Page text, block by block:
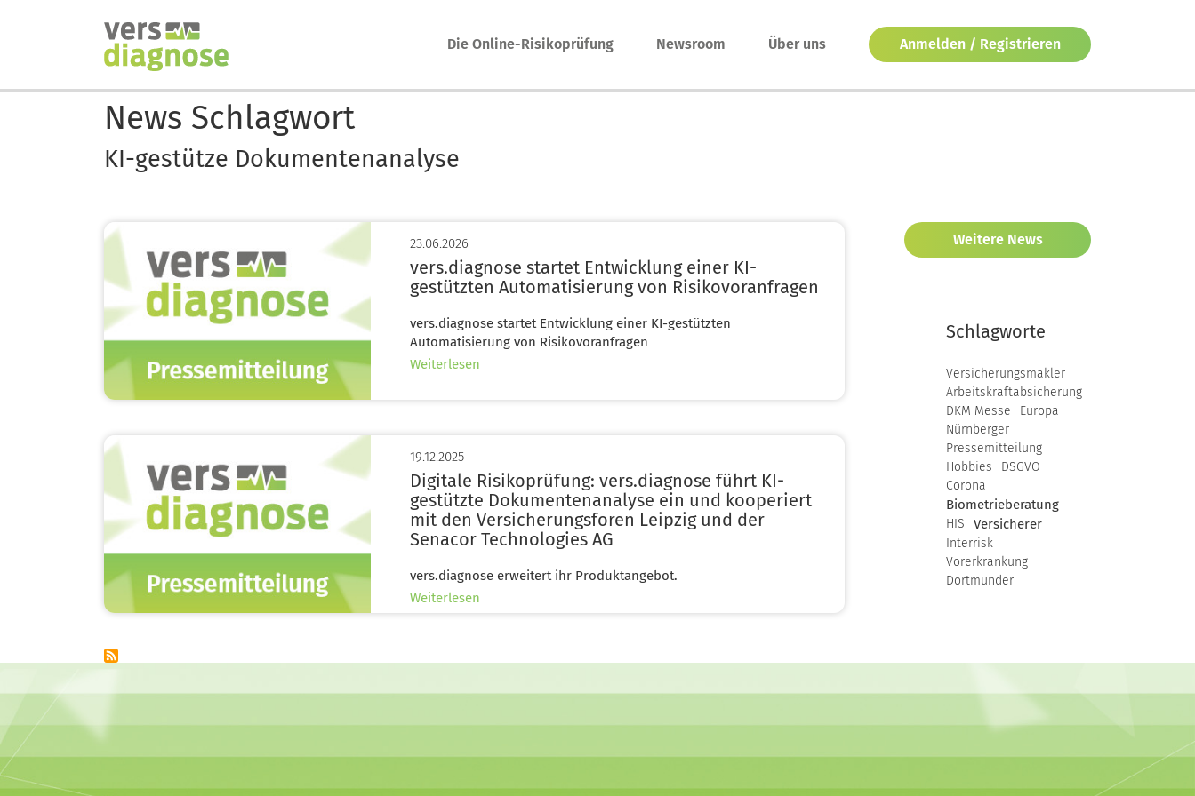
Anmelden / Registrieren
Hauptnavigation
Die Online-Risikoprüfung Newsroom Über uns
News Schlagwort
KI-gestütze Dokumentenanalyse
Image
23.06.2026
vers.diagnose startet Entwicklung einer KI-
gestützten Automatisierung von Risikovoranfragen
vers.diagnose startet Entwicklung einer KI-gestützten
Automatisierung von Risikovoranfragen
Weiterlesen
gestützten
Automatisierung
von
Risikovoranfragen
Image
19.12.2025
Digitale Risikoprüfung: vers.diagnose führt KI-
gestützte Dokumentenanalyse ein und kooperiert
mit den Versicherungsforen Leipzig und der
Senacor Technologies AG
vers.diagnose erweitert ihr Produktangebot.
Weiterlesen
KI-
Dokumentenanalyse
Weitere News
Schlagworte
Versicherungsmakler
Arbeitskraftabsicherung
DKM Messe
Europa
Nürnberger
Pressemitteilung
Hobbies
DSGVO
Corona
Biometrieberatung
HIS Versicherer
Interrisk
Vorerkrankung
Dortmunder